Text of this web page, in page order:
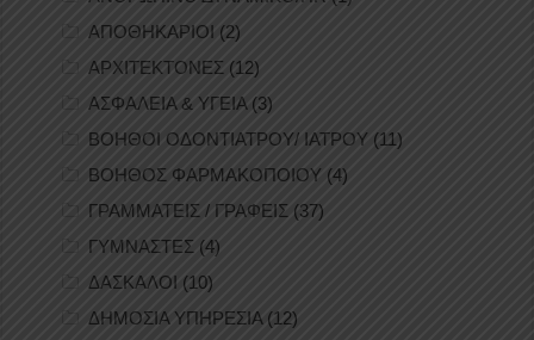
ΑΠΟΘΗΚΑΡΙΟΙ (2)
ΑΡΧΙΤΕΚΤΟΝΕΣ (12)
ΑΣΦΑΛΕΙΑ & ΥΓΕΙΑ(3)
ΒΟΗΘΟΙ ΟΔΟΝΤΙΑΤΡΟΥ/ ΙΑΤΡΟΥ (11)
ΒΟΗΘΟΣ ΦΑΡΜΑΚΟΠΟΙΟΥ (4)
ΓΡΑΜΜΑΤΕΙΣ / ΓΡΑΦΕΙΣ (37)
ΓΥΜΝΑΣΤΕΣ (4)
ΔΑΣΚΑΛΟΙ (10)
ΔΗΜΟΣΙΑ ΥΠΗΡΕΣΙΑ(12)